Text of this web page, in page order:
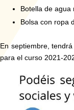
Botella de agua
Bolsa con ropa
En septiembre,
para el curso 2021-